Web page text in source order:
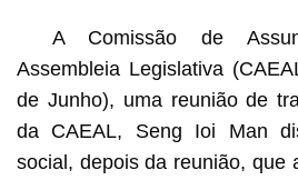
A Comissão de
Assembleia Legislativa
de Junho), uma reunião de
da CAEAL, Seng Ioi Man
social, depois da reunião, que